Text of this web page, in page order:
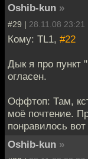
Oshib-kun »
#29 | 28.11.08 23:21
Кому: TL1, #22
Дык я про пункт
огласен.
Оффтоп: Там,
моё почтение.
понравилось
Oshib-kun »